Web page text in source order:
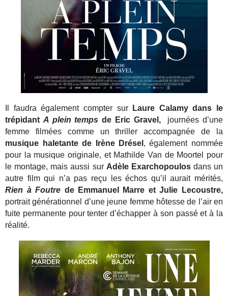
Il faudra également compter sur
Laure Calamy dans le
trépidant A plein temps de Eric Gravel,journées d’une
femme filmées comme un thriller accompagnée de la
musique haletante de Irène Drésel , également nommée
pour la musique originale, et Mathilde Van de Moortel pour
le montage, mais aussi sur Adèle Exarchopoulos dans un
autre film qui n’a pas reçu les échos qu’il aurait mérités,
Rien à Foutre de Emmanuel Marre et Julie Lecoustre,
portrait générationnel d’une jeune femme hôtesse de l’air en
fuite permanente pour tenter d’échapper à son passé et à la
réalité.